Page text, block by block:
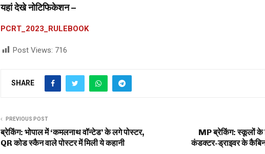
यहां देखे नोटिफिकेशन –
PCRT_2023_RULEBOOK
Post Views: 716
SHARE
PREVIOUS POST
ब्रेकिंग: भोपाल में ‘कमलनाथ वॉन्‍टेड’ के लगे पोस्‍टर,
QR कोड स्कैन वाले पोस्टर में मिली ये कहानी
MP ब्रेकिंग: स्कूलों के
कंडक्टर-ड्राइवर के